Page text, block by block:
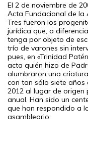
El 2 de noviembre de
Acta Fundacional de la
Tres fueron los
jurídica que, a
tenga por objeto de
trío de varones sin
pues, en «Trinidad
acta quién hizo de
alumbraron una
con tan sólo siete
2012 al lugar de origen
anual. Han sido un
que han respondido a
asambleario.